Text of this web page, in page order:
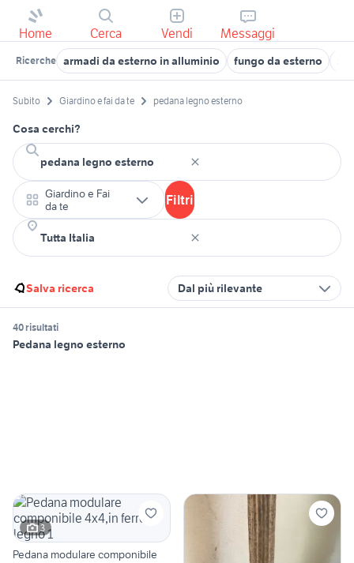
Home Cerca Vendi Messaggi
Ricerche armadi da esterno in alluminio fungo da esterno
Subito Giardino e fai da te pedana legno esterno
Cosa cerchi?
Giardino e Fai
da te
Filtri
Salva ricerca Dal più rilevante
40 risultati
Pedana legno esterno
3
Pedana modulare componibile